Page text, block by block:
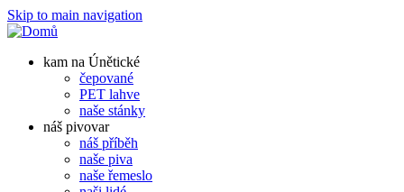
Skip to main navigation
kam na Únětické
čepované
PET lahve
naše stánky
náš pivovar
náš příběh
naše piva
naše řemeslo